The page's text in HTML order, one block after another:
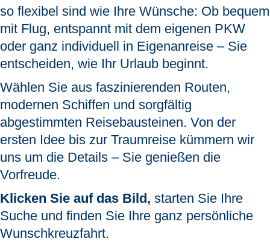
so flexibel sind wie Ihre Wünsche: Ob bequem
mit Flug, entspannt mit dem eigenen PKW
oder ganz individuell in Eigenanreise – Sie
entscheiden, wie Ihr Urlaub beginnt.
Wählen Sie aus faszinierenden Routen,
modernen Schiffen und sorgfältig
abgestimmten Reisebausteinen. Von der
ersten Idee bis zur Traumreise kümmern wir
uns um die Details – Sie genießen die
Vorfreude.
Klicken Sie auf das Bild, starten Sie Ihre
Suche und finden Sie Ihre ganz persönliche
Wunschkreuzfahrt.